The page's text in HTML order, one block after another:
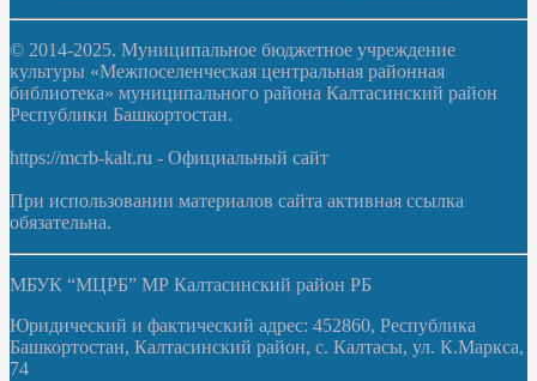
© 2014-2025. Муниципальное бюджетное учреждение
культуры «Межпоселенческая центральная районная
библиотека» муниципального района Калтасинский район
Республики Башкортостан.
https://mcrb-kalt.ru - Официальный сайт
При использовании материалов сайта активная ссылка
обязательна.
МБУК “МЦРБ” МР Калтасинский район РБ
Юридический и фактический адрес: 452860, Республика
Башкортостан, Калтасинский район, с. Калтасы, ул. К.Маркса,
74